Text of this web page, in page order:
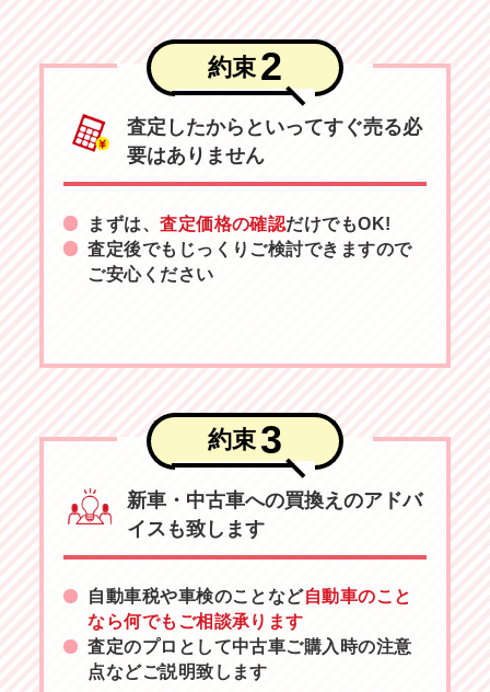
約束 2
査定したからといってすぐ売る必
要はありません
まずは、査定価格の確認だけでもOK!
査定後でもじっくりご検討できますので
ご安心ください
約束 3
新車・中古車への買換えのアドバ
イスも致します
自動車税や車検のことなど自動車のこと
なら何でもご相談承ります
査定のプロとして中古車ご購入時の注意
点などご説明致します